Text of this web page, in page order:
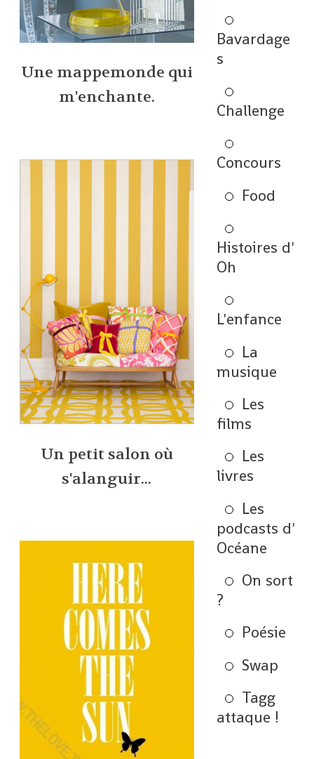
Une mappemonde qui
m'enchante.
Un petit salon où
s'alanguir...
Bavardage
s
Challenge
Concours
Food
Histoires d'
Oh
L'enfance
La
musique
Les
films
Les
livres
Les
podcasts d'
Océane
On sort
?
Poésie
Swap
Tagg
attaque !